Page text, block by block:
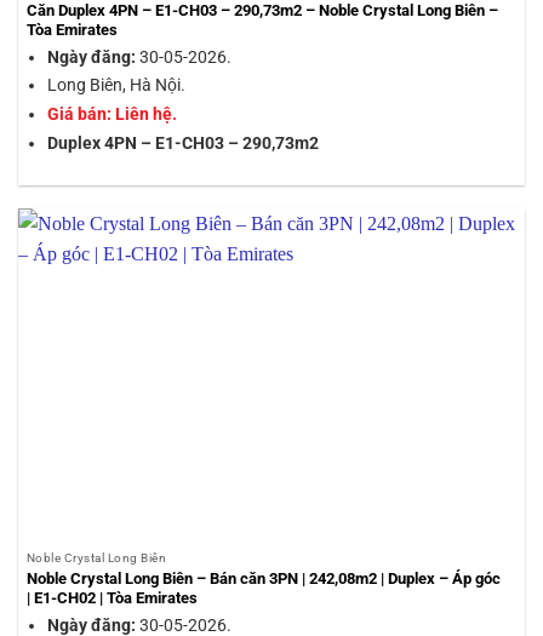
Căn Duplex 4PN – E1-CH03 – 290,73m2 – Noble Crystal Long Biên –
Tòa Emirates
Ngày đăng: 30-05-2026.
Long Biên, Hà Nội.
Giá bán: Liên hệ.
Duplex 4PN – E1-CH03 – 290,73m2
Noble Crystal Long Biên
Noble Crystal Long Biên – Bán căn 3PN | 242,08m2 | Duplex – Áp góc
| E1-CH02 | Tòa Emirates
Ngày đăng: 30-05-2026.